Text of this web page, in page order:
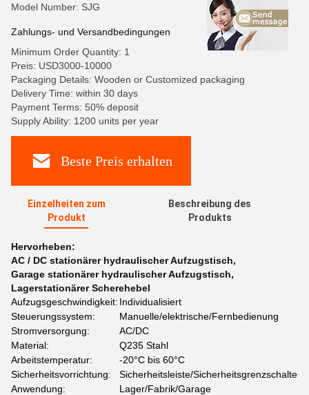
Model Number: SJG
Zahlungs- und Versandbedingungen
Minimum Order Quantity: 1
Preis: USD3000-10000
Packaging Details: Wooden or Customized packaging
Delivery Time: within 30 days
Payment Terms: 50% deposit
Supply Ability: 1200 units per year
Beste Preis erhalten
Einzelheiten zum
Produkt
Beschreibung des
Produkts
Hervorheben:
AC / DC stationärer hydraulischer Aufzugstisch,
Garage stationärer hydraulischer Aufzugstisch,
Lagerstationärer Scherehebel
Aufzugsgeschwindigkeit: Individualisiert
Steuerungssystem:
Manuelle/elektrische/Fernbedienung
Stromversorgung:
AC/DC
Material:
Q235 Stahl
Arbeitstemperatur:
-20°C bis 60°C
Sicherheitsvorrichtung:
Sicherheitsleiste/Sicherheitsgrenzschalter/
Anwendung:
Lager/Fabrik/Garage